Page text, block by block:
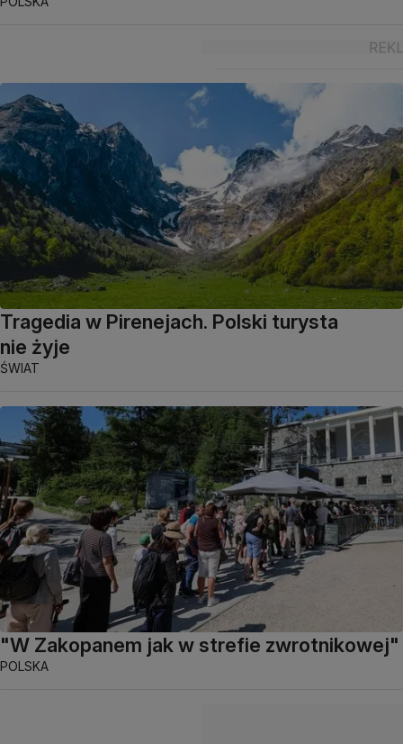
Tragedia w Pirenejach. Polski turysta
nie żyje
ŚWIAT
"W Zakopanem jak w strefie zwrotnikowej"
POLSKA